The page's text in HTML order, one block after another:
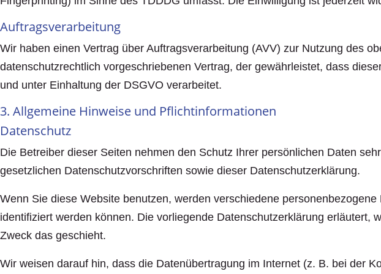
Auftragsverarbeitung
Wir haben einen Vertrag über Auftragsverarbeitung (AVV) zur Nutzung des
datenschutzrechtlich vorgeschriebenen Vertrag, der gewährleistet, dass
und unter Einhaltung der DSGVO verarbeitet.
3. Allgemeine Hinweise und Pflicht­informationen
Datenschutz
Die Betreiber dieser Seiten nehmen den Schutz Ihrer persönlichen Daten
gesetzlichen Datenschutzvorschriften sowie dieser Datenschutzerklärung.
Wenn Sie diese Website benutzen, werden verschiedene
identifiziert werden können. Die vorliegende Datenschutzerklärung
Zweck das geschieht.
Wir weisen darauf hin, dass die Datenübertragung im Internet (z. B. bei der